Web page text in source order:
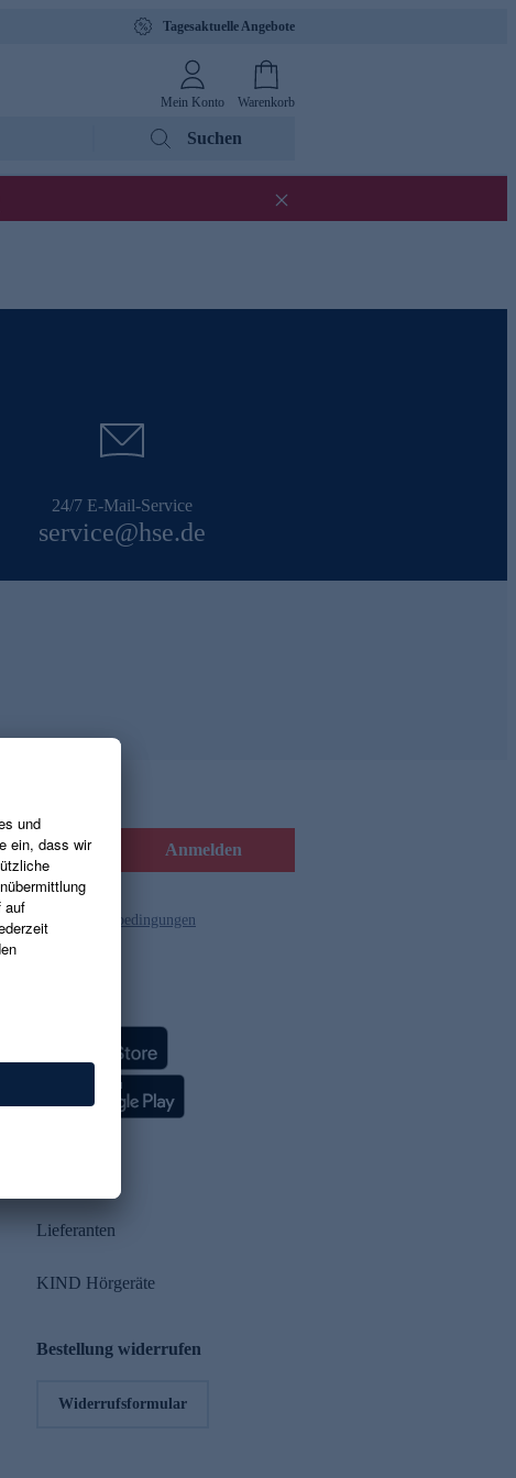
Tagesaktuelle Angebote
Mein Konto Warenkorb
Suchen
24/7 E-Mail-Service
service@hse.de
Anmelden
und die Gutscheinbedingungen
Lieferanten
KIND Hörgeräte
Bestellung widerrufen
Widerrufsformular